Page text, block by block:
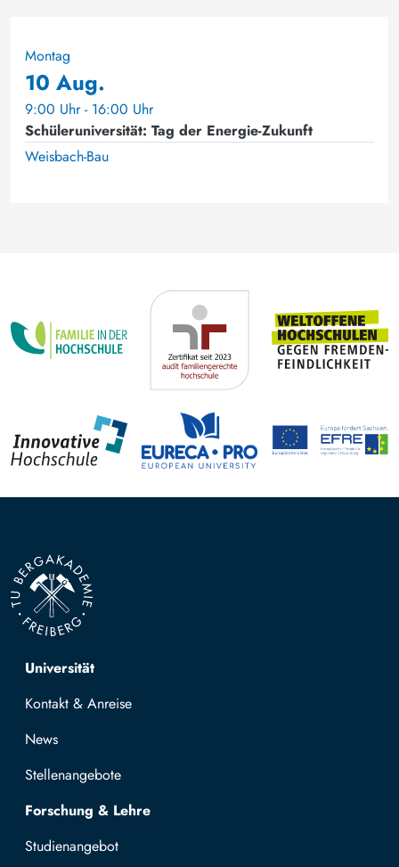
Montag
10 Aug.
9:00 Uhr - 16:00 Uhr
Schüleruniversität: Tag der Energie-Zukunft
Weisbach-Bau
Top navigation
Universität
Kontakt & Anreise
News
Stellenangebote
Forschung & Lehre
Studienangebot